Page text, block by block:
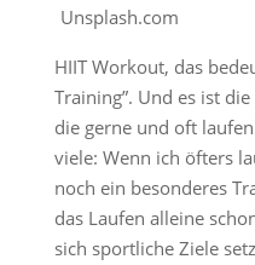
Unsplash.com
HIIT Workout, das
Training”. Und es ist
die gerne und oft
viele: Wenn ich öfters
noch ein besonderes
das Laufen alleine
sich sportliche Ziele